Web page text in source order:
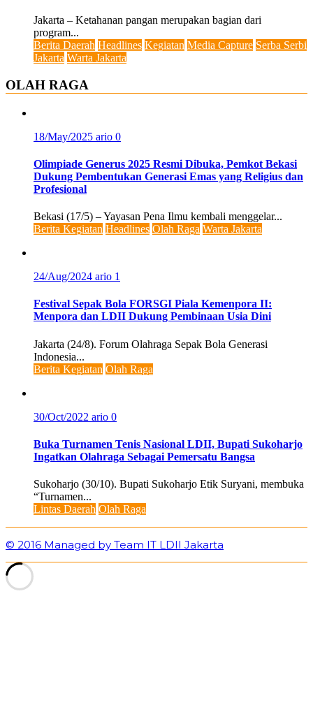
Jakarta – Ketahanan pangan merupakan bagian dari
program...
Berita Daerah Headlines Kegiatan Media Capture Serba Serbi
Jakarta Warta Jakarta
OLAH RAGA
18/May/2025 ario 0
Olimpiade Generus 2025 Resmi Dibuka, Pemkot Bekasi
Dukung Pembentukan Generasi Emas yang Religius dan
Profesional
Bekasi (17/5) – Yayasan Pena Ilmu kembali menggelar...
Berita Kegiatan Headlines Olah Raga Warta Jakarta
24/Aug/2024 ario 1
Festival Sepak Bola FORSGI Piala Kemenpora II:
Menpora dan LDII Dukung Pembinaan Usia Dini
Jakarta (24/8). Forum Olahraga Sepak Bola Generasi
Indonesia...
Berita Kegiatan Olah Raga
30/Oct/2022 ario 0
Buka Turnamen Tenis Nasional LDII, Bupati Sukoharjo
Ingatkan Olahraga Sebagai Pemersatu Bangsa
Sukoharjo (30/10). Bupati Sukoharjo Etik Suryani, membuka
“Turnamen...
Lintas Daerah Olah Raga
© 2016 Managed by Team IT LDII Jakarta